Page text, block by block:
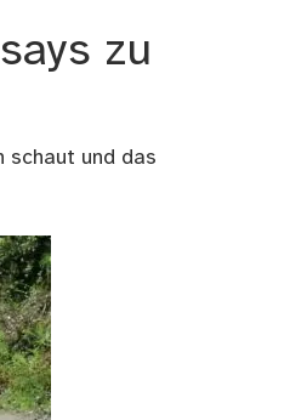
zu
schaut und das